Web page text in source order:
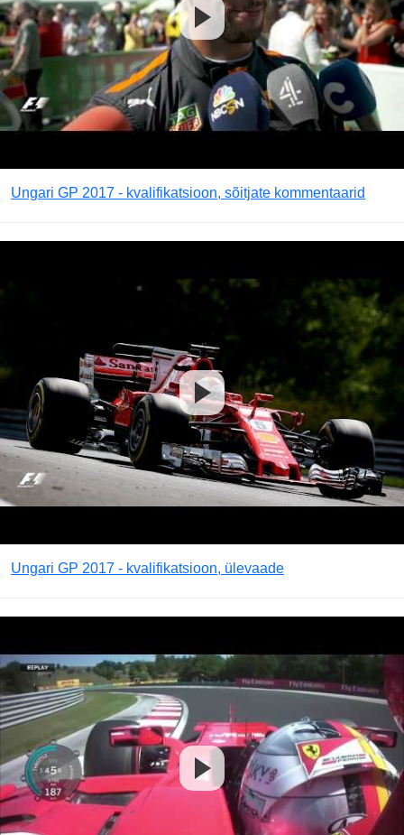
Ungari GP 2017 - kvalifikatsioon, sõitjate kommentaarid
Ungari GP 2017 - kvalifikatsioon, ülevaade